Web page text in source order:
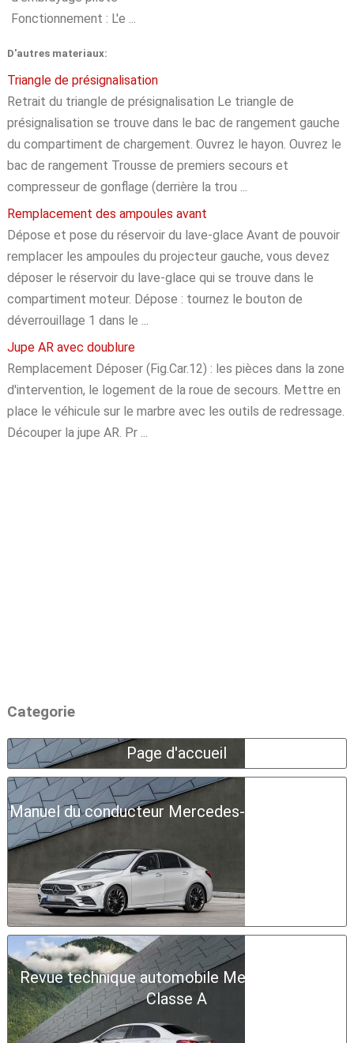
Fonctionnement : L'e ...
D'autres materiaux:
Triangle de présignalisation
Retrait du triangle de présignalisation Le triangle de
présignalisation se trouve dans le bac de rangement gauche
du compartiment de chargement. Ouvrez le hayon. Ouvrez le
bac de rangement Trousse de premiers secours et
compresseur de gonflage (derrière la trou ...
Remplacement des ampoules avant
Dépose et pose du réservoir du lave-glace Avant de pouvoir
remplacer les ampoules du projecteur gauche, vous devez
déposer le réservoir du lave-glace qui se trouve dans le
compartiment moteur. Dépose : tournez le bouton de
déverrouillage 1 dans le ...
Jupe AR avec doublure
Remplacement Déposer (Fig.Car.12) : les pièces dans la zone
d'intervention, le logement de la roue de secours. Mettre en
place le véhicule sur le marbre avec les outils de redressage.
Découper la jupe AR. Pr ...
Categorie
Page d'accueil
Manuel du conducteur Mercedes-Benz Classe A
Revue technique automobile Mercedes-Benz
Classe A